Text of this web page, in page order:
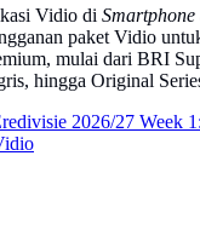
Vidio di Smartphone
paket Vidio
mulai dari BRI
hingga Original
2026/27 Week